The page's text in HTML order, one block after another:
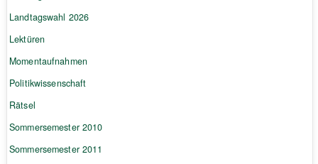
Landtagswahl 2026
Lektüren
Momentaufnahmen
Politikwissenschaft
Rätsel
Sommersemester 2010
Sommersemester 2011